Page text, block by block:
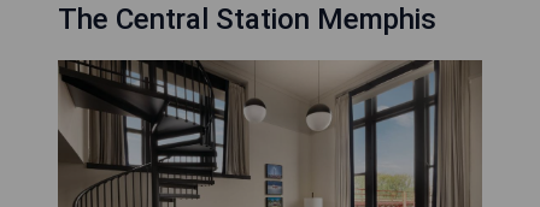
The Central Station Memphis